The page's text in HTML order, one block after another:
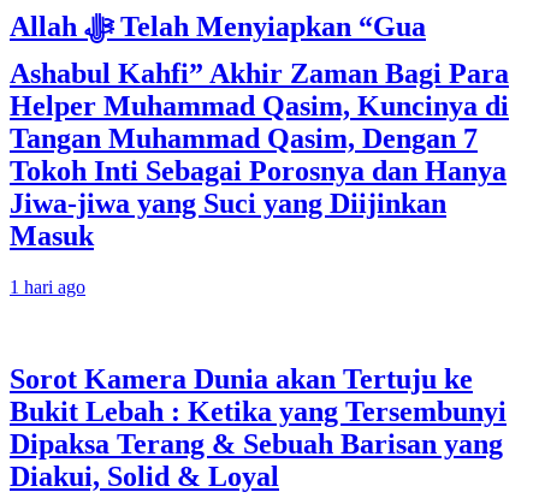
Allah ﷻ Telah Menyiapkan “Gua
Ashabul Kahfi” Akhir Zaman Bagi Para
Helper Muhammad Qasim, Kuncinya di
Tangan Muhammad Qasim, Dengan 7
Tokoh Inti Sebagai Porosnya dan Hanya
Jiwa-jiwa yang Suci yang Diijinkan
Masuk
1 hari ago
Sorot Kamera Dunia akan Tertuju ke
Bukit Lebah : Ketika yang Tersembunyi
Dipaksa Terang & Sebuah Barisan yang
Diakui, Solid & Loyal